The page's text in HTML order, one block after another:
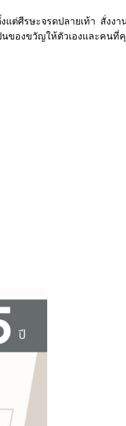
ต่ศีรษะจรดปลายเท้า ️ สั่งงา
ป็นของขวัญให้ตัวเองและคน